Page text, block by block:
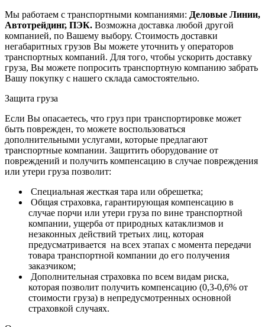
Мы работаем с транспортными компаниями: Деловые Линии,
Автотрейдинг, ПЭК. Возможна доставка любой другой
компанией, по Вашему выбору. Стоимость доставки
негабаритных грузов Вы можете уточнить у операторов
транспортных компаний. Для того, чтобы ускорить доставку
груза, Вы можете попросить транспортную компанию забрать
Вашу покупку с нашего склада самостоятельно.
Защита груза
Если Вы опасаетесь, что груз при транспортировке может
быть поврежден, то можете воспользоваться
дополнительными услугами, которые предлагают
транспортные компании. Защитить оборудование от
повреждений и получить компенсацию в случае повреждения
или утери груза позволит:
Специальная жесткая тара или обрешетка;
Общая страховка, гарантирующая компенсацию в
случае порчи или утери груза по вине транспортной
компании, ущерба от природных катаклизмов и
незаконных действий третьих лиц, которая
предусматривается на всех этапах с момента передачи
товара транспортной компании до его получения
заказчиком;
Дополнительная страховка по всем видам риска,
которая позволит получить компенсацию (0,3-0,6% от
стоимости груза) в непредусмотренных основной
страховкой случаях.